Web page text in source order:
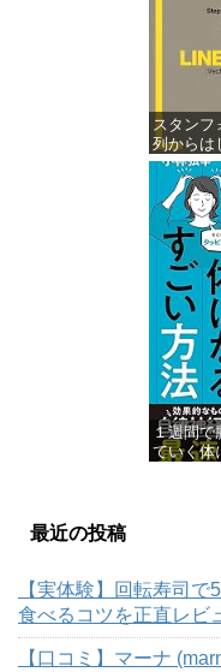
スタン
列からは
情報科学
１週間
ていく体
最近の投稿
【実体験】回転寿司
食べるコツを正直レビ
【口コミ】マーナ